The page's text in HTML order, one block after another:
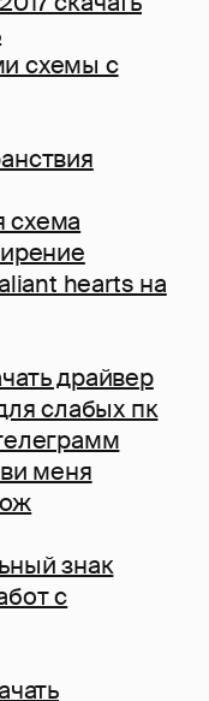
схемы с
схема
hearts на
драйвер
слабых пк
меня
знак
с